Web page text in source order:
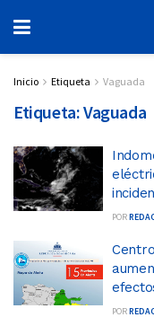
Inicio Etiqueta Vaguada
Etiqueta:Vaguada
POR
POR